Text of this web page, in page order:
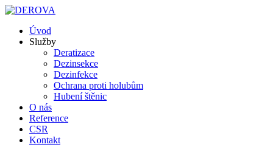
Úvod
Služby
Deratizace
Dezinsekce
Dezinfekce
Ochrana proti holubům
Hubení štěnic
O nás
Reference
CSR
Kontakt